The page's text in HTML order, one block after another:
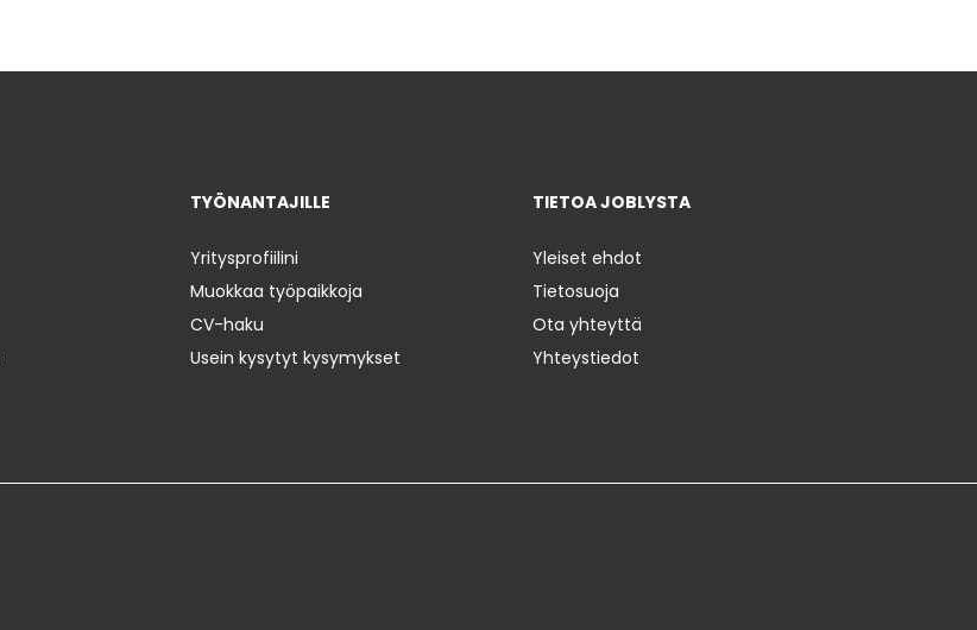
TYÖNANTAJILLE
Yritysprofiilini
Muokkaa työpaikkoja
CV-haku
Usein kysytyt kysymykset
TIETOA JOBLYSTA
Yleiset ehdot
Tietosuoja
Ota yhteyttä
Yhteystiedot